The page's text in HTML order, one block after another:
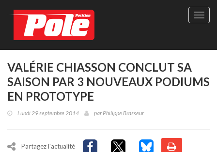
Site
Le
VALÉRIE CHIASSON CONCLUT SA
SAISON PAR 3 NOUVEAUX PODIUMS
EN PROTOTYPE
Lundi 29 septembre 2014 parPhilippe Brasseur
Partagez l'actualité